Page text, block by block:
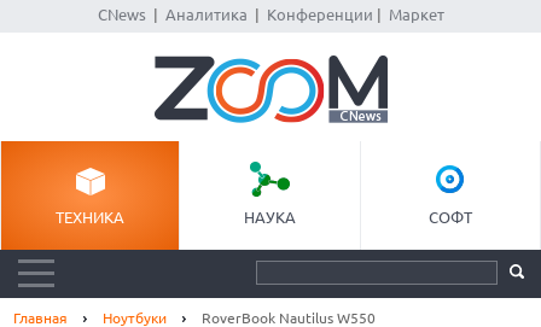
CNews| Аналитика Конференции Маркет
ТЕХНИКА НАУКА СОФТ
Главная Ноутбуки RoverBook Nautilus W550